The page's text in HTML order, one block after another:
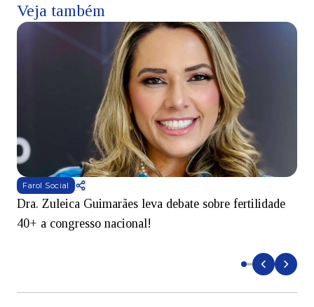
Veja também
Farol Social
Dra. Zuleica Guimarães leva debate sobre fertilidade
40+ a congresso nacional!